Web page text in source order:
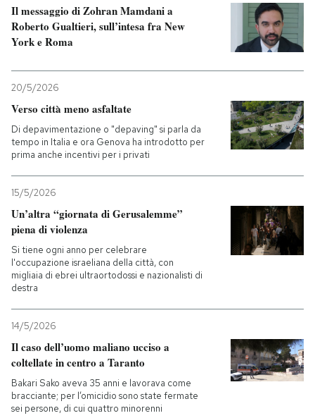
Il messaggio di Zohran Mamdani a
Roberto Gualtieri, sull’intesa fra New
York e Roma
20/5/2026
Verso città meno asfaltate
Di depavimentazione o "depaving" si parla da
tempo in Italia e ora Genova ha introdotto per
prima anche incentivi per i privati
15/5/2026
Un’altra “giornata di Gerusalemme”
piena di violenza
Si tiene ogni anno per celebrare
l'occupazione israeliana della città, con
migliaia di ebrei ultraortodossi e nazionalisti di
destra
14/5/2026
Il caso dell’uomo maliano ucciso a
coltellate in centro a Taranto
Bakari Sako aveva 35 anni e lavorava come
bracciante; per l’omicidio sono state fermate
sei persone, di cui quattro minorenni